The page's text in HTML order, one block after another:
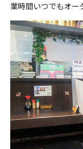
業時間いつでもオー